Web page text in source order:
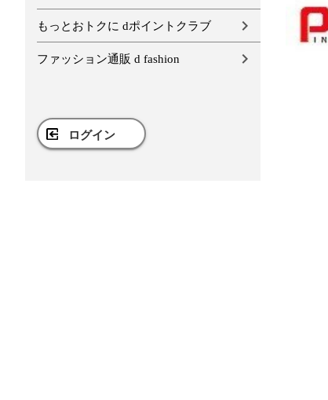
もっとおトクに dポイントクラブ
ファッション通販 d fashion
ログイン